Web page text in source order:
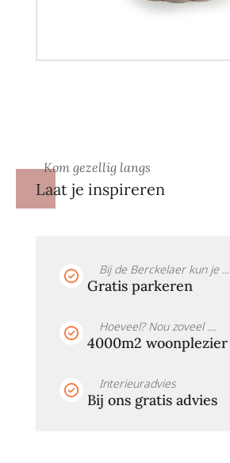
Kom gezellig langs
Laat je inspireren
Bij de Berckelaer kun je ...
Gratis parkeren
Hoeveel? Nou zoveel ....
4000m2 woonplezier
Interieuradvies
Bij ons gratis advies